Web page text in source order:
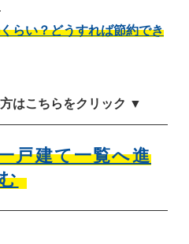
らい？どうすれば節約でき
はこちらをクリック ▼
戸建て一覧へ進